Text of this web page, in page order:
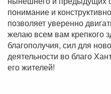
понимание и
позволяет уверенно
желаю всем вам крепкого
благополучия, сил для
деятельности во благо
его жителей!